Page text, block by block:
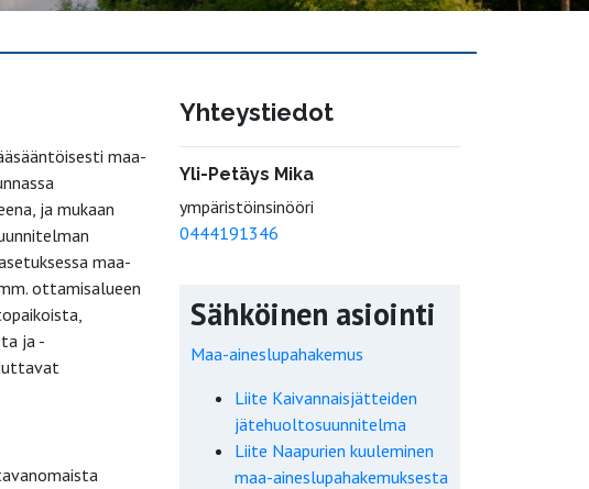
maa-
ja mukaan
maa-
ottamisalueen
ja -
Yhteystiedot
Yli-Petäys Mika
ympäristöinsinööri
0444191346
Sähköinen asiointi
Maa-aineslupahakemus
Liite Kaivannaisjätteiden
jätehuoltosuunnitelma
Liite Naapurien kuuleminen
maa-aineslupahakemuksesta